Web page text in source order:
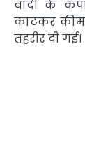
वादी के
काटकर
तहरीर दी गई।